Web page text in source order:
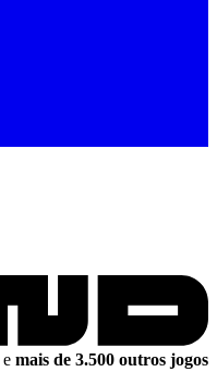
e mais de 3.500 outros jogos